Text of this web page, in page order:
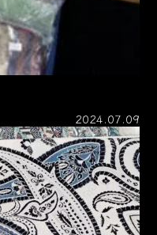
2024.07.09